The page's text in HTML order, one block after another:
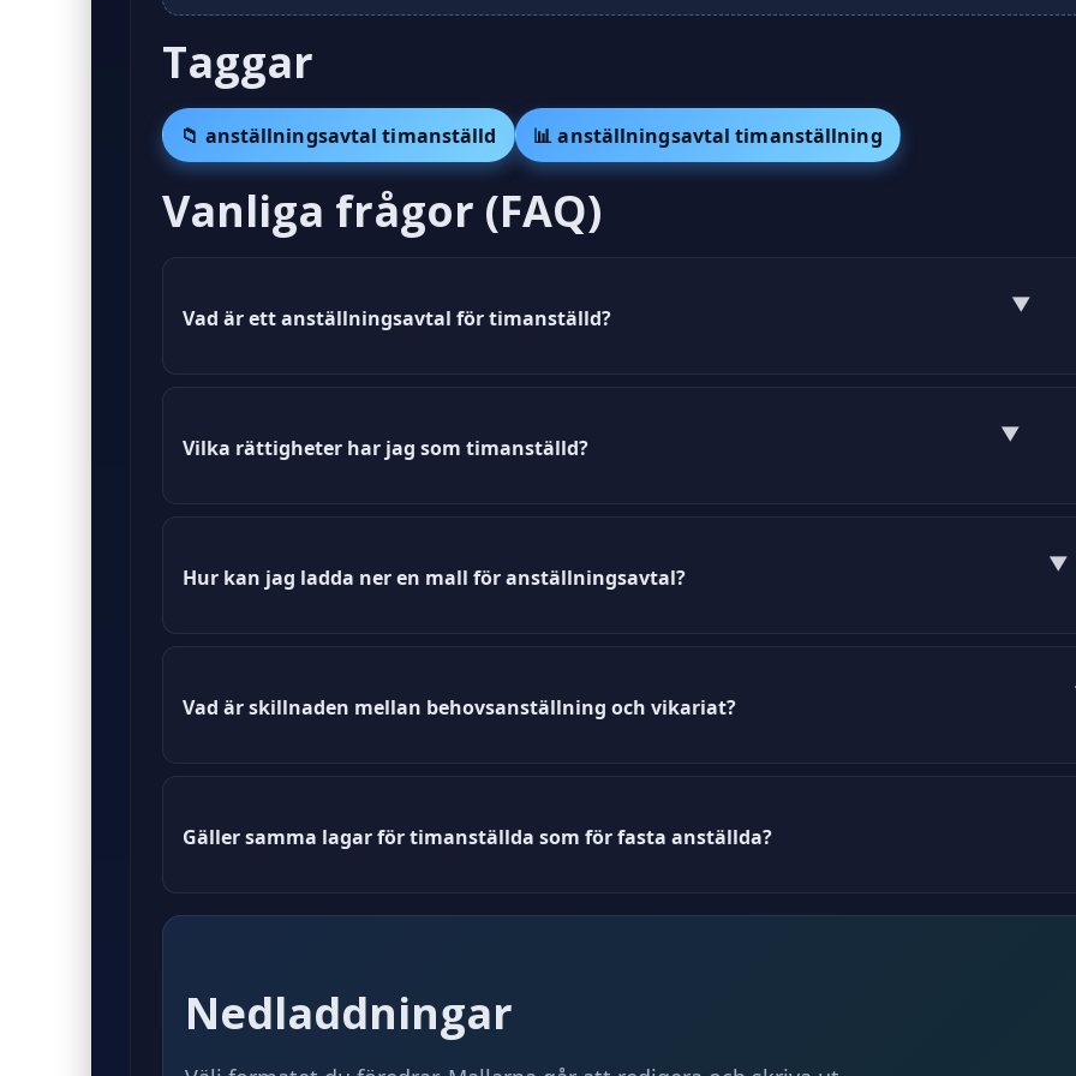
Taggar
📁 anställningsavtal timanställd 📊 anställningsavtal timanställning
Vanliga frågor (FAQ)
Vad är ett anställningsavtal för timanställd?
▼
Vilka rättigheter har jag som timanställd?
▼
Hur kan jag ladda ner en mall för anställningsavtal?
▼
Vad är skillnaden mellan behovsanställning och vikariat?
Gäller samma lagar för timanställda som för fasta anställda?
Ja, timanställda omfattas av samma arbetsrättsliga lagar som fasta anställda, men
Nedladdningar